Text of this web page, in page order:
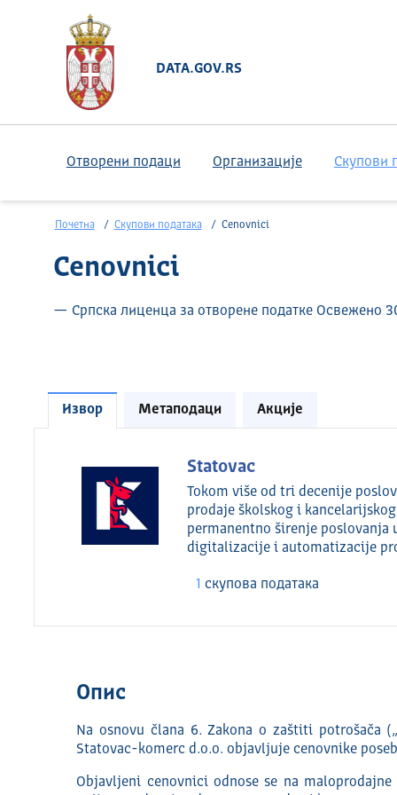
DATA.GOV.RS
Отворени подаци Организације Скупови
Почетна Скупови података Cenovnici
Cenovnici
— Српска лиценца за отворене податке Освежено
Извор Метаподаци Акције
Statovac
Tokom više od tri decenije
prodaje školskog i
permanentno širenje poslovanja
digitalizacije i automatizacije
1 скуповa података
Опис
Na osnovu člana 6. Zakona o zaštiti potrošača
Statovac-komerc d.o.o. objavljuje cenovnike
Objavljeni cenovnici odnose se na